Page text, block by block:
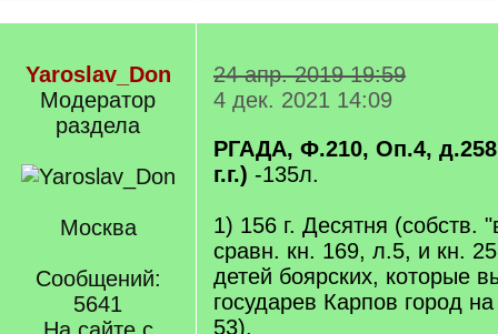
Yaroslav_Don
Модератор
раздела
Москва
Сообщений:
5641
24 апр. 2019 19:59
4 дек. 2021 14:09
РГАДА, Ф.210, Оп.4, д.258
г.г.) -135л.
1) 156 г. Десятня (собств.
сравн. кн. 169, л.5, и кн.
детей боярских, которые
государев Карпов город
53).